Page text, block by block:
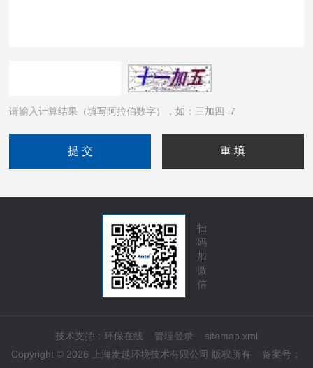
请输入计算结果（填写阿拉伯数字），如：三加四=7
扫
码
加
微
信
技术支持： 环保在线 管理登录
sitemap.xml
Copyright © 2026 上海麦越环境技术有限公司 版权所有 备案号：